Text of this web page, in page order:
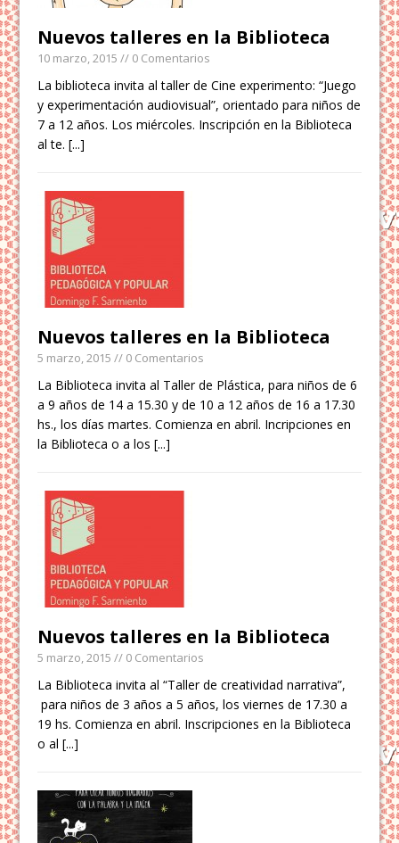
Nuevos talleres en la Biblioteca
10 marzo, 2015 // 0 Comentarios
La biblioteca invita al taller de Cine experimento: “Juego
y experimentación audiovisual”, orientado para niños de
7 a 12 años. Los miércoles. Inscripción en la Biblioteca
al te.[...]
Nuevos talleres en la Biblioteca
5 marzo, 2015 // 0 Comentarios
La Biblioteca invita al Taller de Plástica, para niños de 6
a 9 años de 14 a 15.30 y de 10 a 12 años de 16 a 17.30
hs., los días martes. Comienza en abril. Incripciones en
la Biblioteca o a los[...]
Nuevos talleres en la Biblioteca
5 marzo, 2015 // 0 Comentarios
La Biblioteca invita al “Taller de creatividad narrativa”,
para niños de 3 años a 5 años, los viernes de 17.30 a
19 hs. Comienza en abril. Inscripciones en la Biblioteca
o al[...]